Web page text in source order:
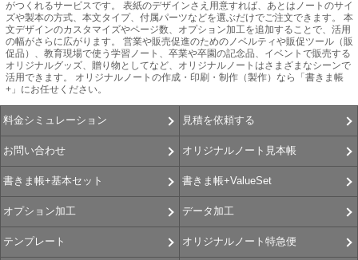
がつくれるサービスです。 表紙のデザインさえ用意すれば、あとはノートのサイ
ズや製本の方式、本文タイプ、付属パーツなどを選ぶだけでご注文できます。 本
文デザインのカスタマイズやページ数、オプション加工を追加することで、活用
の幅がさらに広がります。 営業や販売促進のためのノベルティや販促ツール（販
促品）、教育現場で使う学習ノート、卒業や卒園の記念品、イベントで販売する
オリジナルグッズ、贈り物としてなど、オリジナルノートはさまざまなシーンで
活用できます。 オリジナルノートの作成・印刷・制作（製作）なら「書きま帳
+」にお任せください。
料金シミュレーション 見積を依頼する
お問い合わせ オリジナルノート見本帳
書きま帳+基本セット 書きま帳+ValueSet
オプション加工 データ加工
テンプレート オリジナルノート特急便